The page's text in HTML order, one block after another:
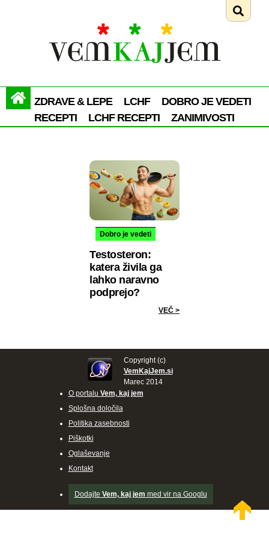
ZDRAVE & LEPE LCHF
DOBRO JE VEDETI
RECEPTI
LCHF RECEPTI ZANIMIVOSTI
Dobro je vedeti
Testosteron:
katera živila ga
lahko naravno
podprejo?
VEČ >
Copyright (c)
VemKajJem.si
Marec 2014
O portalu Vem, kaj jem
Splošna določila
Politika zasebnosti
Piškotki
Oglaševanje
Kontakt
Dodajte Vem, kaj jem med vir na Googlu